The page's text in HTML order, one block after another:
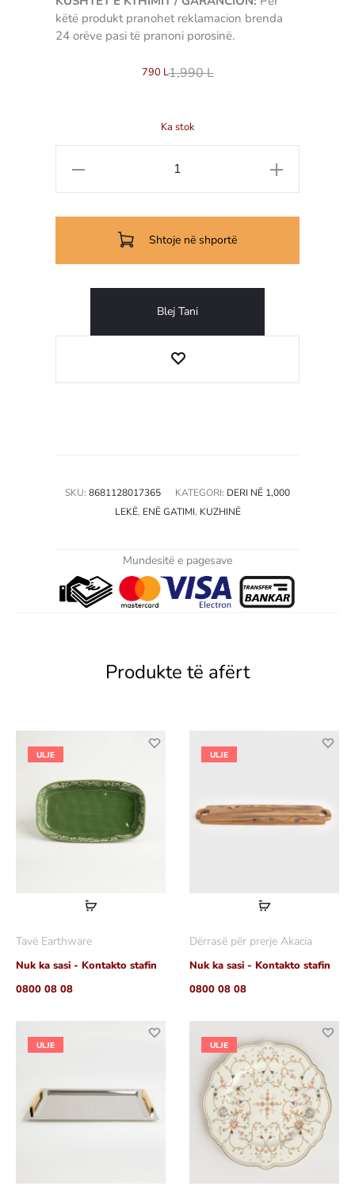
këtë produkt pranohet reklamacion brenda
24 orëve pasi të pranoni porosinë.
1,990L
790 L
Ka stok
Shtoje në shportë
Blej Tani
SKU: 8681128017365 KATEGORI: DERI NË 1,000
LEKË, ENË GATIMI, KUZHINË
Mundesitë e pagesave
Produkte të afërt
ULJE
Lexoni
Tavë Earthware
Nuk ka sasi - Kontakto stafin
0800 08 08
ULJE
Lexoni
shumë
Dërrasë për prerje Akacia
Nuk ka sasi - Kontakto stafin
0800 08 08
ULJE ULJE